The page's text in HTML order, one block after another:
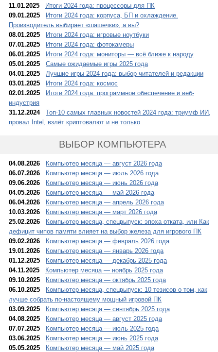
11.01.2025
Итоги 2024 года: процессоры для ПК
09.01.2025
Итоги 2024 года: корпуса, БП и охлаждение.
Производитель выбирает «шашечки», а вы?
08.01.2025
Итоги 2024 года: игровые ноутбуки
07.01.2025
Итоги 2024 года: фотокамеры
06.01.2025
Итоги 2024 года: мониторы — всё ближе к народу
05.01.2025
Самые ожидаемые игры 2025 года
04.01.2025
Лучшие игры 2024 года: выбор читателей и редакции
03.01.2025
Итоги 2024 года: космос
02.01.2025
Итоги 2024 года: программное обеспечение и веб-
индустрия
31.12.2024
Топ-10 самых главных новостей 2024 года: триумф ИИ,
провал Intel, взлёт криптовалют и не только
ВЫБОР КОМПЬЮТЕРА
04.08.2026
Компьютер месяца — август 2026 года
06.07.2026
Компьютер месяца — июль 2026 года
09.06.2026
Компьютер месяца — июнь 2026 года
04.05.2026
Компьютер месяца — май 2026 года
06.04.2026
Компьютер месяца — апрель 2026 года
10.03.2026
Компьютер месяца — март 2026 года
25.02.2026
Компьютер месяца, спецвыпуск: эпоха отката, или Как
дефицит чипов памяти влияет на выбор железа для игрового ПК
09.02.2026
Компьютер месяца — февраль 2026 года
19.01.2026
Компьютер месяца — январь 2026 года
01.12.2025
Компьютер месяца — декабрь 2025 года
04.11.2025
Компьютер месяца — ноябрь 2025 года
09.10.2025
Компьютер месяца — октябрь 2025 года
06.10.2025
Компьютер месяца, спецвыпуск: 10 тезисов о том, как
лучше собрать по-настоящему мощный игровой ПК
03.09.2025
Компьютер месяца — сентябрь 2025 года
04.08.2025
Компьютер месяца — август 2025 года
07.07.2025
Компьютер месяца — июль 2025 года
03.06.2025
Компьютер месяца — июнь 2025 года
05.05.2025
Компьютер месяца — май 2025 года